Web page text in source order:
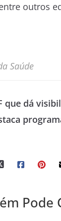
outros
Saúde
que dá
Pode